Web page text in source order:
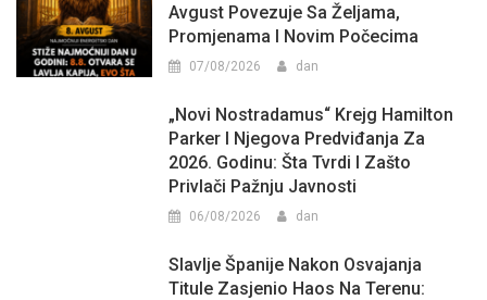
Avgust Povezuje Sa Željama,
Promjenama I Novim Počecima
07/08/2026 dan
„Novi Nostradamus“ Krejg Hamilton
Parker I Njegova Predviđanja Za
2026. Godinu: Šta Tvrdi I Zašto
Privlači Pažnju Javnosti
06/08/2026 dan
Slavlje Španije Nakon Osvajanja
Titule Zasjenio Haos Na Terenu: